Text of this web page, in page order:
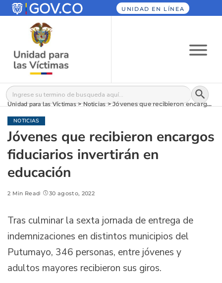
UNIDAD EN LÍNEA
Buscar: Botón
Unidad para las Víctimas>Noticias>Jóvenes que recibieron encargos fiduciarios invertirán en educación
NOTICIAS
Jóvenes que recibieron encargos
fiduciarios invertirán en
educación
2 Min Read 30 agosto, 2022
Tras culminar la sexta jornada de entrega de
indemnizaciones en distintos municipios del
Putumayo, 346 personas, entre jóvenes y
adultos mayores recibieron sus giros.